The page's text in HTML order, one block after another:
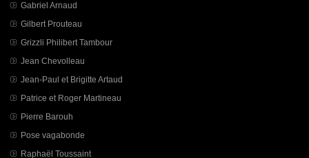
Gabriel Arnaud
Gilbert Prouteau
Grizzli Philibert Tambour
Jean Chevolleau
Jean-Paul et Brigitte Artaud
Patrice et Roger Martineau
Pierre Barouh
Pose vagabonde
Raphaël Toussaint